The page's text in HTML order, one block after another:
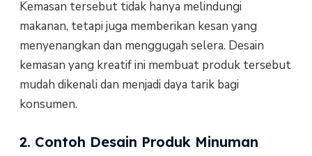
Kemasan tersebut tidak hanya melindungi
makanan, tetapi juga memberikan kesan yang
menyenangkan dan menggugah selera. Desain
kemasan yang kreatif ini membuat produk tersebut
mudah dikenali dan menjadi daya tarik bagi
konsumen.
2. Contoh Desain Produk Minuman